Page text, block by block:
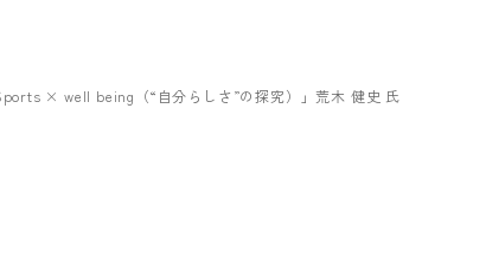
× well being（“自分らしさ”の探究）」荒木 健史 氏